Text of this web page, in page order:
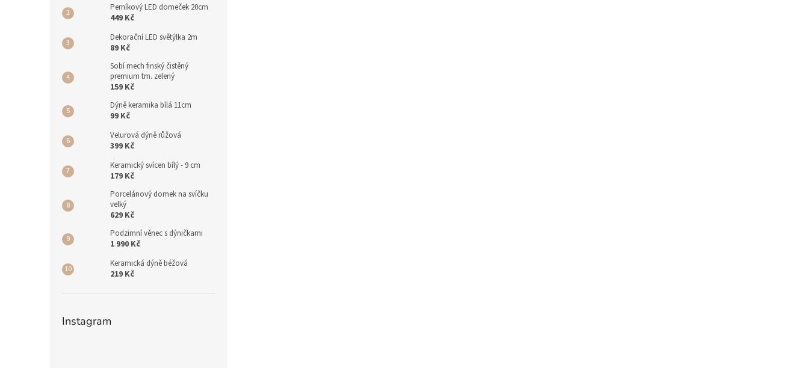
Perníkový LED domeček 20cm
449 Kč
Dekorační LED světýlka 2m
89 Kč
Sobí mech finský čistěný
premium tm. zelený
159 Kč
Dýně keramika bílá 11cm
99 Kč
Velurová dýně růžová
399 Kč
Keramický svícen bílý - 9 cm
179 Kč
Porcelánový domek na svíčku
velký
629 Kč
Podzimní věnec s dýničkami
1 990 Kč
Keramická dýně béžová
219 Kč
Instagram